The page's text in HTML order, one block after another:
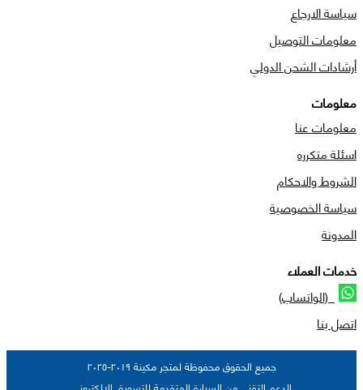
سياسة الارجاع
معلومات التوصيل
أرشادات الشحن الدولي
معلومات
معلومات عنا
اسئلة متكرره
الشروط والاحكام
سياسة الخصوصية
المدونة
خدمات العملاء
(الواتساب)
اتصل بنا
جميع الحقوق محفوظة لمتجر مكينة ٢٠١٩-٢٠٢٥